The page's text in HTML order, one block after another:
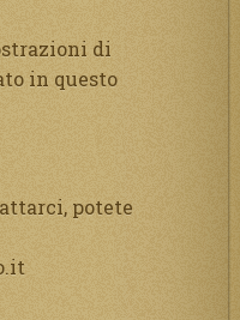
di
in questo
potete